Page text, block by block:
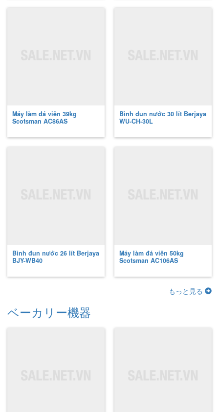
Máy làm đá viên 39kg
Scotsman AC86AS
Bình đun nước 30 lít Berjaya
WU-CH-30L
Bình đun nước 26 lít Berjaya
BJY-WB40
Máy làm đá viên 50kg
Scotsman AC106AS
もっと見る
ベーカリー機器